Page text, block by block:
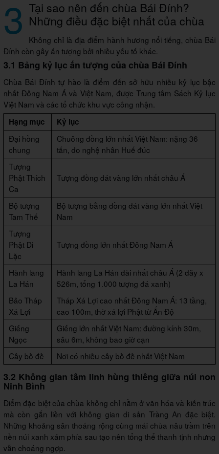
3 Tại sao nên đến chùa Bái Đính?
Những điều đặc biệt nhất của chùa
Không chỉ là địa điểm hành hương nổi tiếng, chùa Bái
Đính còn gây ấn tượng bởi nhiều yếu tố khác.
3.1 Bảng kỷ lục ấn tượng của chùa Bái Đính
Chùa Bái Đính tự hào là điểm đến sở hữu nhiều kỷ lục bậc
nhất Đông Nam Á và Việt Nam, được Trung tâm Sách Kỷ lục
Việt Nam và các tổ chức khu vực công nhận.
Hạng mục
Kỷ lục
Đại hồng
chung
Chuông đồng lớn nhất Việt Nam: nặng 36
tấn, do nghệ nhân Huế đúc
Tượng
Phật Thích
Ca
Tượng đồng dát vàng lớn nhất châu Á
Bộ tượng
Tam Thế
Bộ tượng bằng đồng dát vàng lớn nhất Việt
Nam
Tượng
Phật Di
Lặc
Tượng đồng lớn nhất Đông Nam Á
Hành lang
La Hán
Hành lang La Hán dài nhất châu Á (2 dãy x
526m, tổng 1.000 tượng đá xanh)
Bảo Tháp
Xá Lợi
Tháp Xá Lợi cao nhất Đông Nam Á: 13 tầng,
cao 100m, thờ xá lợi Phật từ Ấn Độ
Giếng
Ngọc
Giếng lớn nhất Việt Nam: đường kính 30m,
sâu 6m, không bao giờ cạn
Cây bồ đề
Nơi có nhiều cây bồ đề nhất Việt Nam
3.2 Không gian tâm linh hùng thiêng giữa núi non
Ninh Bình
Điểm đặc biệt của chùa không chỉ nằm ở văn hóa và kiến trúc
mà còn gắn liền với không gian di sản Tràng An đặc biệt.
Những khoảng sân thoáng rộng cùng mái chùa nâu trầm trên
nền núi xanh xám phía sau tạo nên tổng thể thanh tịnh nhưng
vẫn choáng ngợp.